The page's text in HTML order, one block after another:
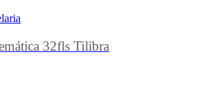
32fls Tilibra